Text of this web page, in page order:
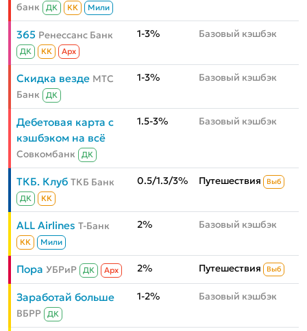
банк ДК КК Мили
365 Ренессанс Банк
ДК КК Aрх
1-3% Базовый кэшбэк
Скидка везде МТС
Банк
ДК
1-3% Базовый кэшбэк
Дебетовая карта с
кэшбэком на всё
Совкомбанк ДК
1.5-3% Базовый кэшбэк
ТКБ. Клуб ТКБ Банк
ДК КК
0.5/1.3/3% Путешествия Выб
ALL Airlines Т-Банк
КК Мили
2% Базовый кэшбэк
Пора УБРиР ДК Aрх 2% Путешествия Выб
Заработай больше
ВБРР ДК
1-2% Базовый кэшбэк